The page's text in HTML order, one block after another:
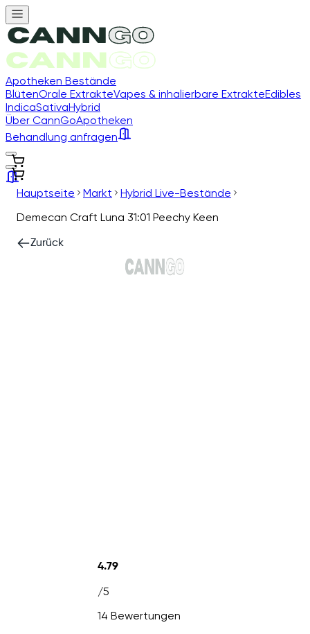
Apotheken Bestände
BlütenOrale ExtrakteVapes & inhalierbare ExtrakteEdibles
IndicaSativaHybrid
Über CannGoApotheken
Behandlung anfragen
Hauptseite Markt
Hybrid Live-Bestände
Demecan Craft Luna 31:01 Peechy Keen
Zurück
4.79
/5
14 Bewertungen